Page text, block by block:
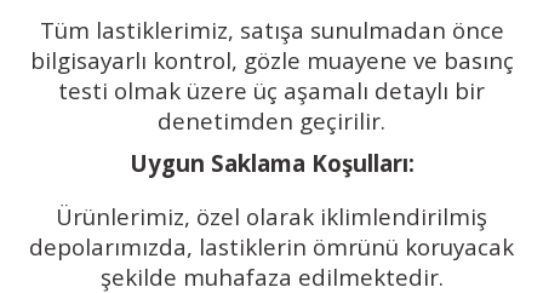
Tüm lastiklerimiz, satışa sunulmadan önce
bilgisayarlı kontrol, gözle muayene ve basınç
testi olmak üzere üç aşamalı detaylı bir
denetimden geçirilir.
Uygun Saklama Koşulları:
Ürünlerimiz, özel olarak iklimlendirilmiş
depolarımızda, lastiklerin ömrünü koruyacak
şekilde muhafaza edilmektedir.